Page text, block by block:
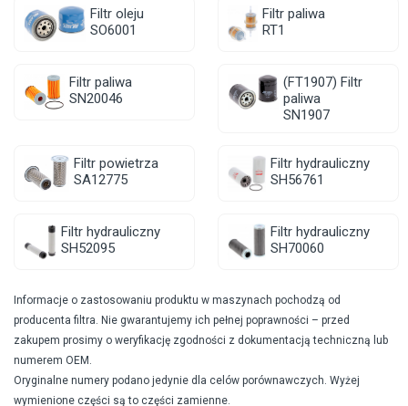
Filtr oleju
SO6001
Filtr paliwa
RT1
Filtr paliwa
SN20046
(FT1907) Filtr
paliwa
SN1907
Filtr powietrza
SA12775
Filtr hydrauliczny
SH56761
Filtr hydrauliczny
SH52095
Filtr hydrauliczny
SH70060
Informacje o zastosowaniu produktu w maszynach pochodzą od
producenta filtra. Nie gwarantujemy ich pełnej poprawności – przed
zakupem prosimy o weryfikację zgodności z dokumentacją techniczną lub
numerem OEM.
Oryginalne numery podano jedynie dla celów porównawczych. Wyżej
wymienione części są to części zamienne.